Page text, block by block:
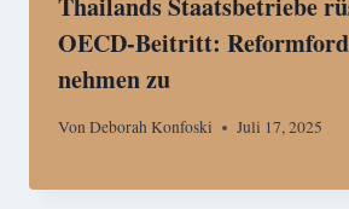
Thailands Staatsbetriebe
OECD-Beitritt:
nehmen zu
VonDeborah Konfoski Juli 17, 2025